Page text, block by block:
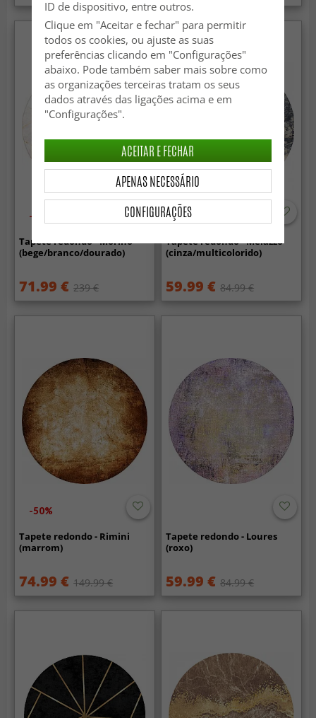
-70%
Tapete redondo - Morino
(bege/branco/dourado)
71.99 € 239 €
Tapete redondo - Melazzo
(cinza/multicolorido)
59.99 € 84.99 €
-50%
Tapete redondo - Rimini
(marrom)
74.99 € 149.99 €
Tapete redondo - Loures
(roxo)
59.99 € 84.99 €
ID de dispositivo, entre outros.
Clique em "Aceitar e fechar" para permitir
todos os cookies, ou ajuste as suas
preferências clicando em "Configurações"
abaixo. Pode também saber mais sobre como
as organizações terceiras tratam os seus
dados através das ligações acima e em
"Configurações".
CONFIGURAÇÕES
APENAS NECESSÁRIO
ACEITAR E FECHAR